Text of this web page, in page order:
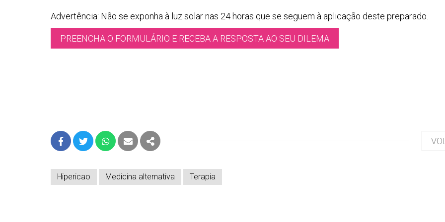
Advertência: Não se exponha à luz solar nas 24 horas que se seguem à aplicação deste preparado.
PREENCHA O FORMULÁRIO E RECEBA A RESPOSTA AO SEU DILEMA
FACEBOOK
TWITTERWHATSAPP
E-MAILPARTILHAR
Hipericao Medicina alternativa Terapia